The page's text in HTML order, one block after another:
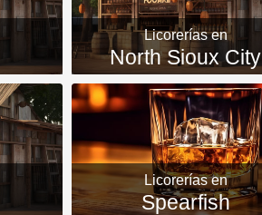
Licorerías en
North Sioux City
Licorerías en
Spearfish